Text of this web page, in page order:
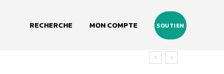
RECHERCHE MON COMPTE SOUTIEN